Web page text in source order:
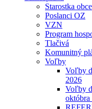
Starostka obce
Poslanci OZ
VZN
Program
Tlačivá
Komunitný
Voľby
Voľby
2026
Voľby
októbra